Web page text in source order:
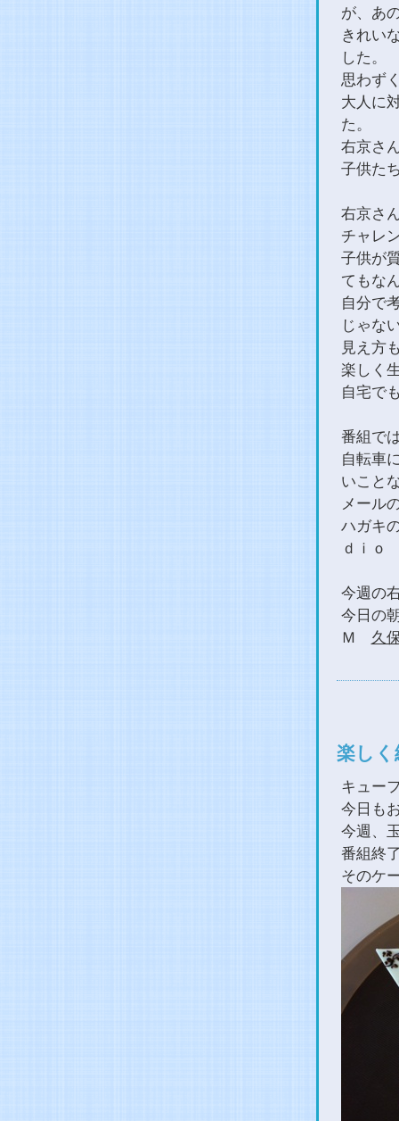
が、あ
きれい
した。
思わず
大人に
た。
右京さ
子供た
右京さ
チャレ
子供が
てもな
自分で
じゃな
見え方
楽しく
自宅で
番組で
自転車
いこと
メール
ハガキ
ｄｉｏ
今週の
今日の
Ｍ 久
楽しく
キュー
今日も
今週、
番組終
そのケ